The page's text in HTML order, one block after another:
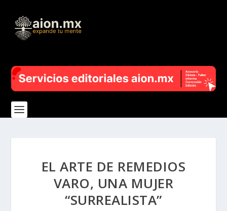
EL ARTE DE REMEDIOS
VARO, UNA MUJER
“SURREALISTA”